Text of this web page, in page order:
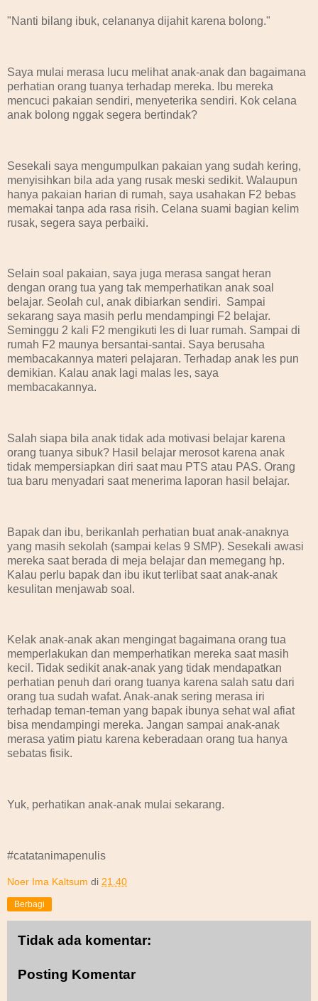
"Nanti bilang ibuk, celananya dijahit karena bolong."
Saya mulai merasa lucu melihat anak-anak dan bagaimana
perhatian orang tuanya terhadap mereka. Ibu mereka
mencuci pakaian sendiri, menyeterika sendiri. Kok celana
anak bolong nggak segera bertindak?
Sesekali saya mengumpulkan pakaian yang sudah kering,
menyisihkan bila ada yang rusak meski sedikit. Walaupun
hanya pakaian harian di rumah, saya usahakan F2 bebas
memakai tanpa ada rasa risih. Celana suami bagian kelim
rusak, segera saya perbaiki.
Selain soal pakaian, saya juga merasa sangat heran
dengan orang tua yang tak memperhatikan anak soal
belajar. Seolah cul, anak dibiarkan sendiri. Sampai
sekarang saya masih perlu mendampingi F2 belajar.
Seminggu 2 kali F2 mengikuti les di luar rumah. Sampai di
rumah F2 maunya bersantai-santai. Saya berusaha
membacakannya materi pelajaran. Terhadap anak les pun
demikian. Kalau anak lagi malas les, saya
membacakannya.
Salah siapa bila anak tidak ada motivasi belajar karena
orang tuanya sibuk? Hasil belajar merosot karena anak
tidak mempersiapkan diri saat mau PTS atau PAS. Orang
tua baru menyadari saat menerima laporan hasil belajar.
Bapak dan ibu, berikanlah perhatian buat anak-anaknya
yang masih sekolah (sampai kelas 9 SMP). Sesekali awasi
mereka saat berada di meja belajar dan memegang hp.
Kalau perlu bapak dan ibu ikut terlibat saat anak-anak
kesulitan menjawab soal.
Kelak anak-anak akan mengingat bagaimana orang tua
memperlakukan dan memperhatikan mereka saat masih
kecil. Tidak sedikit anak-anak yang tidak mendapatkan
perhatian penuh dari orang tuanya karena salah satu dari
orang tua sudah wafat. Anak-anak sering merasa iri
terhadap teman-teman yang bapak ibunya sehat wal afiat
bisa mendampingi mereka. Jangan sampai anak-anak
merasa yatim piatu karena keberadaan orang tua hanya
sebatas fisik.
Yuk, perhatikan anak-anak mulai sekarang.
#catatanimapenulis
Noer Ima Kaltsum di 21.40
Berbagi
Tidak ada komentar:
Posting Komentar